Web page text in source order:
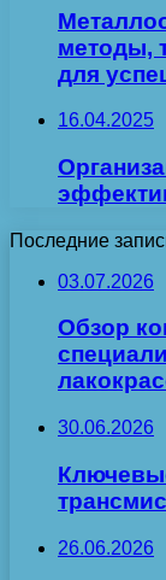
методы,
для
16.04.2025
Последние
03.07.2026
Обзор
30.06.2026
26.06.2026